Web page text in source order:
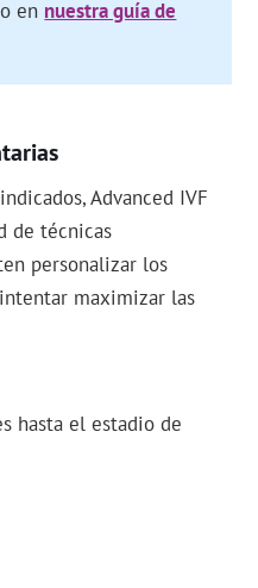
en nuestra guía de
Advanced IVF
de técnicas
personalizar los
maximizar las
hasta el estadio de